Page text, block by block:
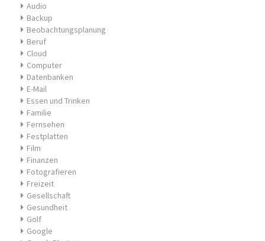
Audio
Backup
Beobachtungsplanung
Beruf
Cloud
Computer
Datenbanken
E-Mail
Essen und Trinken
Familie
Fernsehen
Festplatten
Film
Finanzen
Fotografieren
Freizeit
Gesellschaft
Gesundheit
Golf
Google